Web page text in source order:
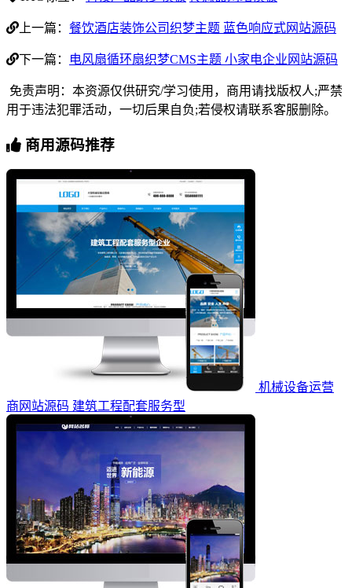
上一篇： 餐饮酒店装饰公司织梦主题 蓝色响应式网站源码
下一篇： 电风扇循环扇织梦CMS主题 小家电企业网站源码
免责声明：本资源仅供研究/学习使用，商用请找版权人;严禁
用于违法犯罪活动，一切后果自负;若侵权请联系客服删除。
商用源码推荐
机械设备运营
商网站源码 建筑工程配套服务型